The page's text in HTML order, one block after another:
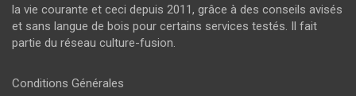
la vie courante et ceci depuis 2011, grâce à des conseils avisés
et sans langue de bois pour certains services testés. Il fait
partie du réseau culture-fusion.
Conditions Générales